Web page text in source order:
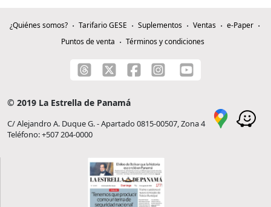
¿Quiénes somos? Tarifario GESE Suplementos Ventas
e-Paper
Puntos de venta
Términos y condiciones
© 2019 La Estrella de Panamá
C/ Alejandro A. Duque G. - Apartado 0815-00507, Zona 4
Teléfono: +507 204-0000